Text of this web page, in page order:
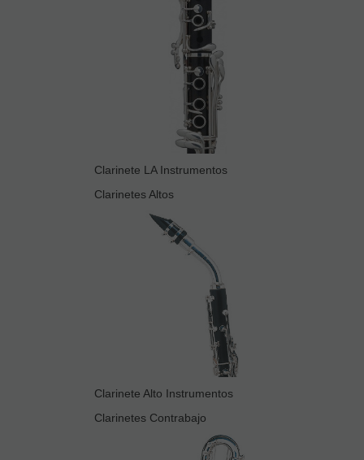
Clarinete LA Instrumentos
Clarinetes Altos
Clarinete Alto Instrumentos
Clarinetes Contrabajo